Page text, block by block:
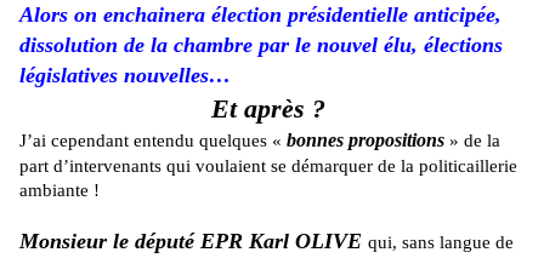
Alors on enchainera élection présidentielle anticipée,
dissolution de la chambre par le nouvel élu, élections
législatives nouvelles…
Et après ?
J’ai cependant entendu quelques « bonnes propositions » de la
part d’intervenants qui voulaient se démarquer de la politicaillerie
ambiante !
Monsieur le député EPR Karl OLIVE qui, sans langue de